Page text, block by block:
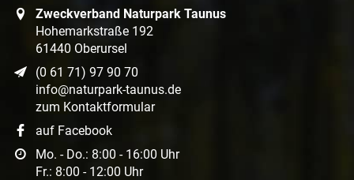
Zweckverband Naturpark Taunus
Hohemarkstraße 192
61440 Oberursel
(0 61 71) 97 90 70
info@naturpark-taunus.de
zum Kontaktformular
auf Facebook
Mo. - Do.: 8:00 - 16:00 Uhr
Fr.: 8:00 - 12:00 Uhr